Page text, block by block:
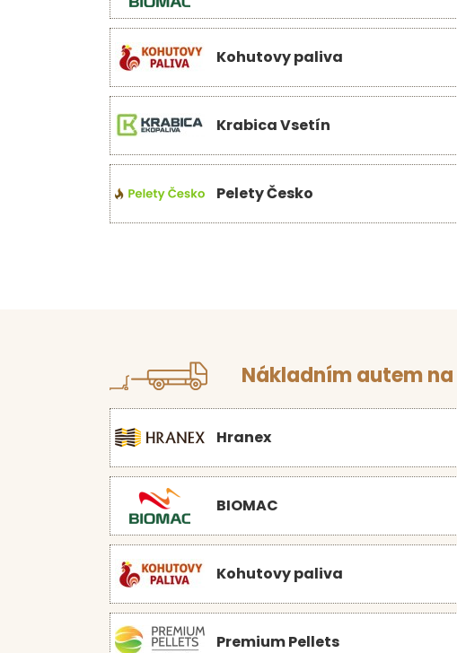
Kohutovy paliva
Krabica Vsetín
Pelety Česko
Nákladním autem
Hranex
BIOMAC
Kohutovy paliva
Premium Pellets